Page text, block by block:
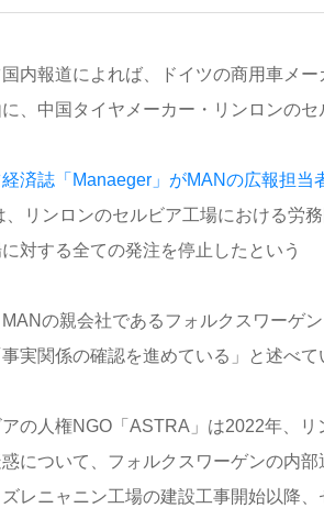
国内報道によれば、ドイツの商用車メ
に、中国タイヤメーカー・リンロンの
経済誌「Manaeger」がMANの広報担当
、リンロンのセルビア工場における労
対する全ての発注を停止したという
の親会社であるフォルクスワーゲ
実関係の確認を進めている」と述べて
の人権NGO「ASTRA」は2022年、
について、フォルクスワーゲンの内部
ズレニャニン工場の建設工事開始以降